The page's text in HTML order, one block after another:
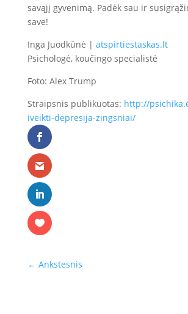
savąjį gyvenimą. Padėk sau ir
save!
Inga Juodkūnė | atspirtiestaskas.lt
Psichologė, koučingo specialistė
Foto: Alex Trump
Straipsnis publikuotas: http://
iveikti-depresija-zingsniai/
← Ankstesnis